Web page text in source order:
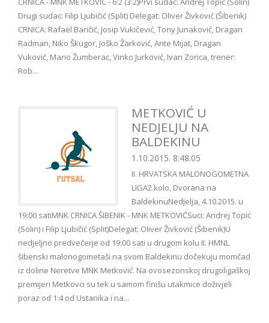
Drugi sudac: Filip Ljubičić (Split) Delegat: Oliver Živković (Šibenik)
CRNICA: Rafael Baričić, Josip Vukičević, Tony Junaković, Dragan
Radman, Niko Škugor, Joško Žarković, Ante Mijat, Dragan
Vuković, Mario Žumberac, Vinko Jurković, Ivan Zorica, trener:
Rob...
METKOVIĆ U
NEDJELJU NA
BALDEKINU
1.10.2015. 8:48:05
II. HRVATSKA MALONOGOMETNA
LIGA2.kolo, Dvorana na
BaldekinuNedjelja, 4.10.2015. u
19:00 satiMNK CRNICA ŠIBENIK - MNK METKOVIĆSuci: Andrej Topić
(Solin) i Filip Ljubičić (Split)Delegat: Oliver Živković (Šibenik)U
nedjeljno predvečerje od 19:00 sati u drugom kolu II. HMNL
šibenski malonogometaši na svom Baldekinu dočekuju momčad
iz doline Neretve MNK Metković. Na ovosezonskoj drugoligaškoj
premijeri Metkovci su tek u samom finišu utakmice doživjeli
poraz od 1:4 od Ustanika i na...